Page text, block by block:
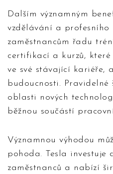
Dalším významným
vzdělávání a profesního
zaměstnancům řadu
certifikací a kurzů,
ve své stávající kariéře,
budoucnosti.
oblasti nových
běžnou součástí
Významnou výhodou
pohoda. Tesla investuje
zaměstnanců a nabízí